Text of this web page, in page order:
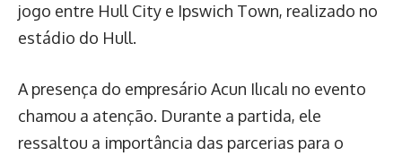
jogo entre Hull City e Ipswich Town, realizado no
estádio do Hull.
A presença do empresário Acun Ilıcalı no evento
chamou a atenção. Durante a partida, ele
ressaltou a importância das parcerias para o